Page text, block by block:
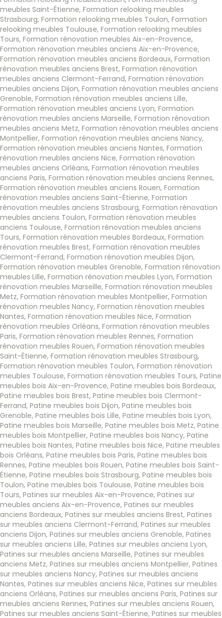
meubles Saint-Étienne, Formation relooking meubles
Strasbourg, Formation relooking meubles Toulon, Formation
relooking meubles Toulouse, Formation relooking meubles
Tours, Formation rénovation meubles Aix-en-Provence,
Formation rénovation meubles anciens Aix-en-Provence,
Formation rénovation meubles anciens Bordeaux, Formation
rénovation meubles anciens Brest, Formation rénovation
meubles anciens Clermont-Ferrand, Formation rénovation
meubles anciens Dijon, Formation rénovation meubles anciens
Grenoble, Formation rénovation meubles anciens Lille,
Formation rénovation meubles anciens Lyon, Formation
rénovation meubles anciens Marseille, Formation rénovation
meubles anciens Metz, Formation rénovation meubles anciens
Montpellier, Formation rénovation meubles anciens Nancy,
Formation rénovation meubles anciens Nantes, Formation
rénovation meubles anciens Nice, Formation rénovation
meubles anciens Orléans, Formation rénovation meubles
anciens Paris, Formation rénovation meubles anciens Rennes,
Formation rénovation meubles anciens Rouen, Formation
rénovation meubles anciens Saint-Étienne, Formation
rénovation meubles anciens Strasbourg, Formation rénovation
meubles anciens Toulon, Formation rénovation meubles
anciens Toulouse, Formation rénovation meubles anciens
Tours, Formation rénovation meubles Bordeaux, Formation
rénovation meubles Brest, Formation rénovation meubles
Clermont-Ferrand, Formation rénovation meubles Dijon,
Formation rénovation meubles Grenoble, Formation rénovation
meubles Lille, Formation rénovation meubles Lyon, Formation
rénovation meubles Marseille, Formation rénovation meubles
Metz, Formation rénovation meubles Montpellier, Formation
rénovation meubles Nancy, Formation rénovation meubles
Nantes, Formation rénovation meubles Nice, Formation
rénovation meubles Orléans, Formation rénovation meubles
Paris, Formation rénovation meubles Rennes, Formation
rénovation meubles Rouen, Formation rénovation meubles
Saint-Étienne, Formation rénovation meubles Strasbourg,
Formation rénovation meubles Toulon, Formation rénovation
meubles Toulouse, Formation rénovation meubles Tours, Patine
meubles bois Aix-en-Provence, Patine meubles bois Bordeaux,
Patine meubles bois Brest, Patine meubles bois Clermont-
Ferrand, Patine meubles bois Dijon, Patine meubles bois
Grenoble, Patine meubles bois Lille, Patine meubles bois Lyon,
Patine meubles bois Marseille, Patine meubles bois Metz, Patine
meubles bois Montpellier, Patine meubles bois Nancy, Patine
meubles bois Nantes, Patine meubles bois Nice, Patine meubles
bois Orléans, Patine meubles bois Paris, Patine meubles bois
Rennes, Patine meubles bois Rouen, Patine meubles bois Saint-
Étienne, Patine meubles bois Strasbourg, Patine meubles bois
Toulon, Patine meubles bois Toulouse, Patine meubles bois
Tours, Patines sur meubles Aix-en-Provence, Patines sur
meubles anciens Aix-en-Provence, Patines sur meubles
anciens Bordeaux, Patines sur meubles anciens Brest, Patines
sur meubles anciens Clermont-Ferrand, Patines sur meubles
anciens Dijon, Patines sur meubles anciens Grenoble, Patines
sur meubles anciens Lille, Patines sur meubles anciens Lyon,
Patines sur meubles anciens Marseille, Patines sur meubles
anciens Metz, Patines sur meubles anciens Montpellier, Patines
sur meubles anciens Nancy, Patines sur meubles anciens
Nantes, Patines sur meubles anciens Nice, Patines sur meubles
anciens Orléans, Patines sur meubles anciens Paris, Patines sur
meubles anciens Rennes, Patines sur meubles anciens Rouen,
Patines sur meubles anciens Saint-Étienne, Patines sur meubles